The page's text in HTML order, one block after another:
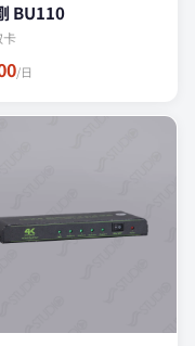
BU110
卡
/日